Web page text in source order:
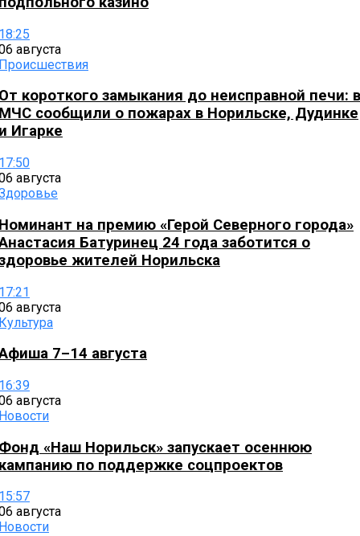
августа
короткого замыкания до неисправной печи: в
сообщили о пожарах в Норильске, Дудинке
Игарке
августа
на премию «Герой Северного города»
Батуринец 24 года заботится о
жителей Норильска
августа
7–14 августа
августа
«Наш Норильск» запускает осеннюю
по поддержке соцпроектов
августа